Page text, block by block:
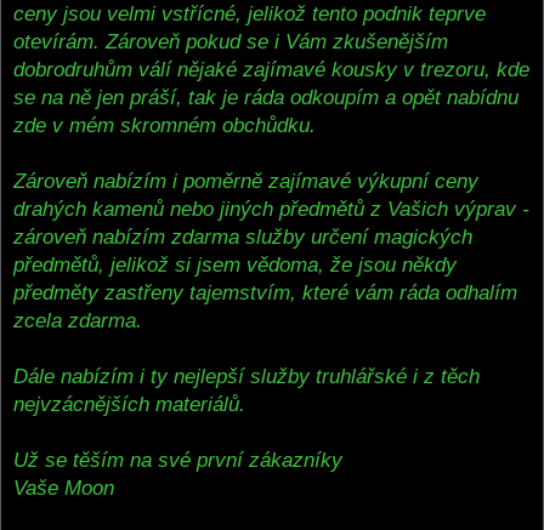
ceny jsou velmi vstřícné, jelikož tento podnik teprve
otevírám. Zároveň pokud se i Vám zkušenějším
dobrodruhům válí nějaké zajímavé kousky v trezoru, kde
se na ně jen práší, tak je ráda odkoupím a opět nabídnu
zde v mém skromném obchůdku.
Zároveň nabízím i poměrně zajímavé výkupní ceny
drahých kamenů nebo jiných předmětů z Vašich výprav -
zároveň nabízím zdarma služby určení magických
předmětů, jelikož si jsem vědoma, že jsou někdy
předměty zastřeny tajemstvím, které vám ráda odhalím
zcela zdarma.
Dále nabízím i ty nejlepší služby truhlářské i z těch
nejvzácnějších materiálů.
Už se těším na své první zákazníky
Vaše Moon